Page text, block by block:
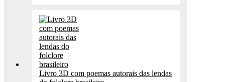
Livro 3D com poemas autorais das lendas